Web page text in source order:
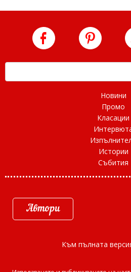
Новини
Промо
Класации
Истории
Събития
Автори
Към пълната